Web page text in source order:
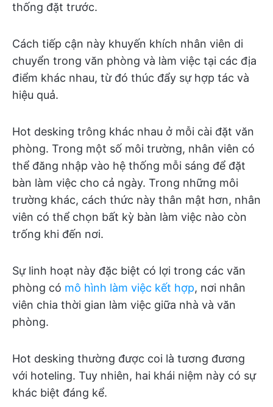
thống đặt trước.
Cách tiếp cận này khuyến khích nhân viên di
chuyển trong văn phòng và làm việc tại các địa
điểm khác nhau, từ đó thúc đẩy sự hợp tác và
hiệu quả.
Hot desking trông khác nhau ở mỗi cài đặt văn
phòng. Trong một số môi trường, nhân viên có
thể đăng nhập vào hệ thống mỗi sáng để đặt
bàn làm việc cho cả ngày. Trong những môi
trường khác, cách thức này thân mật hơn, nhân
viên có thể chọn bất kỳ bàn làm việc nào còn
trống khi đến nơi.
Sự linh hoạt này đặc biệt có lợi trong các văn
phòng có mô hình làm việc kết hợp, nơi nhân
viên chia thời gian làm việc giữa nhà và văn
phòng.
Hot desking thường được coi là tương đương
với hoteling. Tuy nhiên, hai khái niệm này có sự
khác biệt đáng kể.